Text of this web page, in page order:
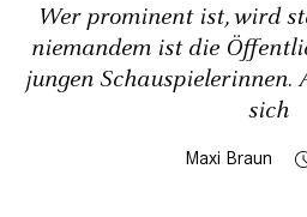
Wer prominent ist, wird
niemandem ist die
jungen Schauspielerinnen.
sich
Maxi Braun